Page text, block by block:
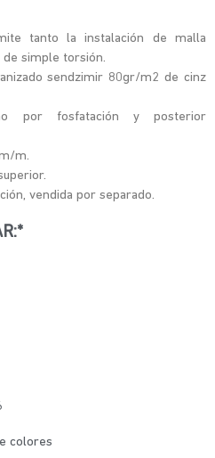
tanto la instalación de malla
simple torsión.
sendzimir 80gr/m2 de cinz
por fosfatación y posterior
m.
vendida por separado.
colores